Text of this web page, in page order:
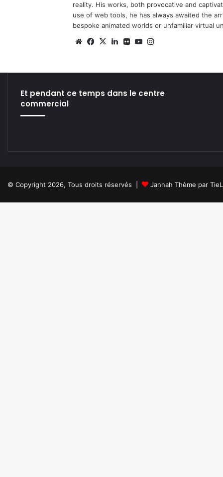
reality. His works, both provocative and
use of web tools, he has always awaited the
bespoke animated worlds or unfamiliar virtual
We Fa
X
Lin Fli Yo
Et pendant ce temps dans le centre
commercial
© Copyright 2026, Tous droits réservés | Jannah Thème par